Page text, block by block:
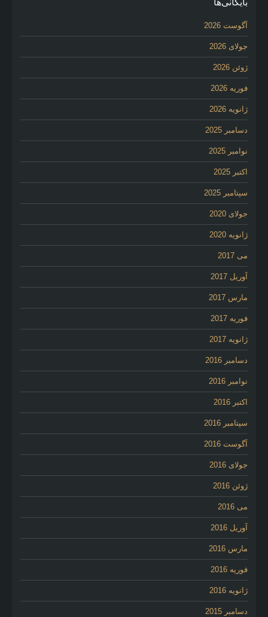
آگوست 2026
جولای 2026
ژوئن 2026
فوریه 2026
ژانویه 2026
دسامبر 2025
نوامبر 2025
اکتبر 2025
سپتامبر 2025
جولای 2020
ژانویه 2020
می 2017
آوریل 2017
مارس 2017
فوریه 2017
ژانویه 2017
دسامبر 2016
نوامبر 2016
اکتبر 2016
سپتامبر 2016
آگوست 2016
جولای 2016
ژوئن 2016
می 2016
آوریل 2016
مارس 2016
فوریه 2016
ژانویه 2016
دسامبر 2015